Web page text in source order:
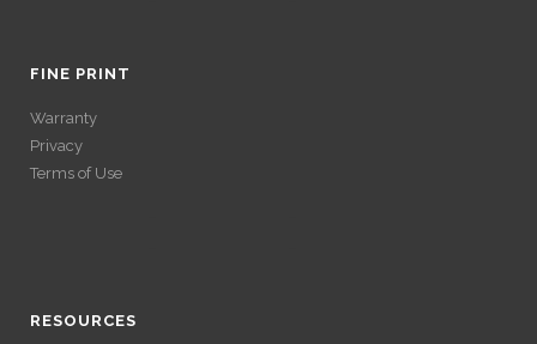
GAINS SANS
VÉRIFICATION
FINE PRINT
Warranty
Privacy
Terms of Use
GAINS SANS
RESOURCES